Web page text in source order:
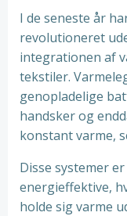
I de seneste år
revolutioneret
integrationen af
tekstiler.
genopladelige
handsker og
konstant varme,
Disse systemer
energieffektive,
holde sig varme